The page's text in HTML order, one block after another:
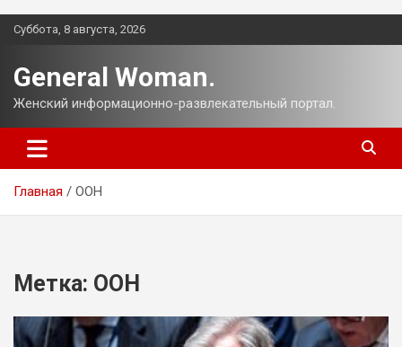
Перейти
Суббота, 8 августа, 2026
General Woman.
Женский информационно-развлекательный портал.
Главная ООН
Метка: ООН